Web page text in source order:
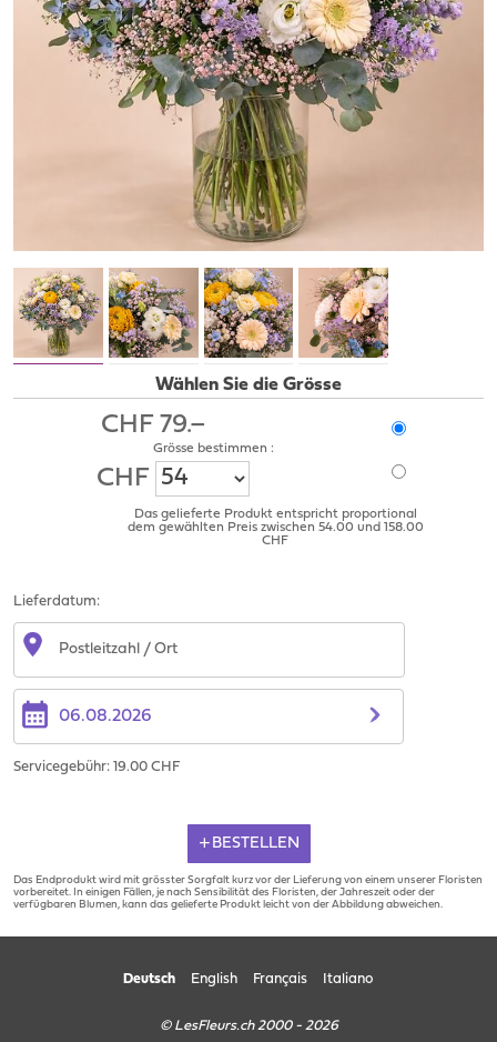
Wählen Sie die Grösse
CHF 79.–
Grösse bestimmen :
CHF
Das gelieferte Produkt entspricht proportional
dem gewählten Preis zwischen 54.00 und 158.00
CHF
Lieferdatum:
Servicegebühr: 19.00 CHF
BESTELLEN
Das Endprodukt wird mit grösster Sorgfalt kurz vor der Lieferung von einem unserer Floristen
vorbereitet. In einigen Fällen, je nach Sensibilität des Floristen, der Jahreszeit oder der
verfügbaren Blumen, kann das gelieferte Produkt leicht von der Abbildung abweichen.
Deutsch English Français Italiano
© LesFleurs.ch 2000 - 2026